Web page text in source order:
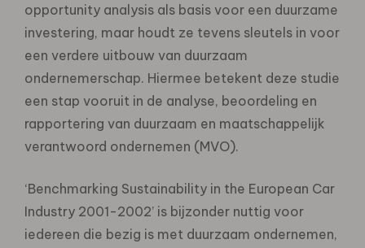
opportunity analysis als basis voor een duurzame
investering, maar houdt ze tevens sleutels in voor
een verdere uitbouw van duurzaam
ondernemerschap. Hiermee betekent deze studie
een stap vooruit in de analyse, beoordeling en
rapportering van duurzaam en maatschappelijk
verantwoord ondernemen (MVO).
‘Benchmarking Sustainability in the European Car
Industry 2001-2002’ is bijzonder nuttig voor
iedereen die bezig is met duurzaam ondernemen,